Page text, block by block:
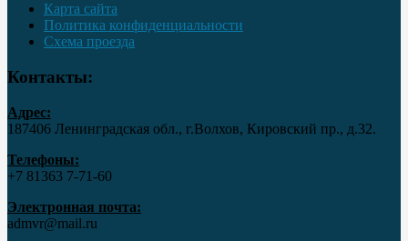
Карта сайта
Политика конфиденциальности
Схема проезда
Контакты:
Адрес:
187406 Ленинградская обл., г.Волхов, Кировский пр., д.32.
Телефоны:
+7 81363 7‑71-60
Электронная почта:
admvr@mail.ru